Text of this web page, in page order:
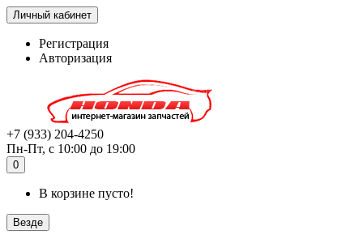
Личный кабинет
Регистрация
Авторизация
+7 (933) 204-4250
Пн-Пт, с 10:00 до 19:00
0
В корзине пусто!
Везде